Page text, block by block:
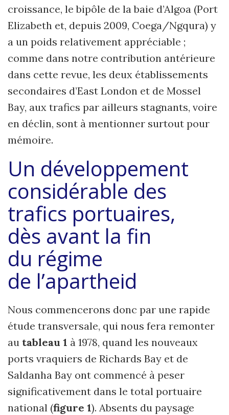
croissance, le bipôle de la baie d’Algoa (Port
Elizabeth et, depuis 2009, Coega/Ngqura) y
a un poids relativement appréciable ;
comme dans notre contribution antérieure
dans cette revue, les deux établissements
secondaires d’East London et de Mossel
Bay, aux trafics par ailleurs stagnants, voire
en déclin, sont à mentionner surtout pour
mémoire.
Un développement
considérable des
trafics portuaires,
dès avant la fin
du régime
de l’apartheid
Nous commencerons donc par une rapide
étude transversale, qui nous fera remonter
au tableau 1 à 1978, quand les nouveaux
ports vraquiers de Richards Bay et de
Saldanha Bay ont commencé à peser
significativement dans le total portuaire
national (figure 1). Absents du paysage